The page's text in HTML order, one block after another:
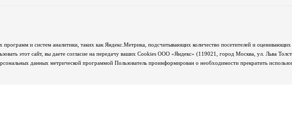
и систем аналитики, таких как Яндекс.Метрика, подсчитывающих количество посетителей и оценивающих
этот сайт, вы даете согласие на передачу ваших Cookies ООО «Яндекс» (119021, город Москва, ул. Льва
данных метрической программой Пользователь проинформирован о необходимости прекратить